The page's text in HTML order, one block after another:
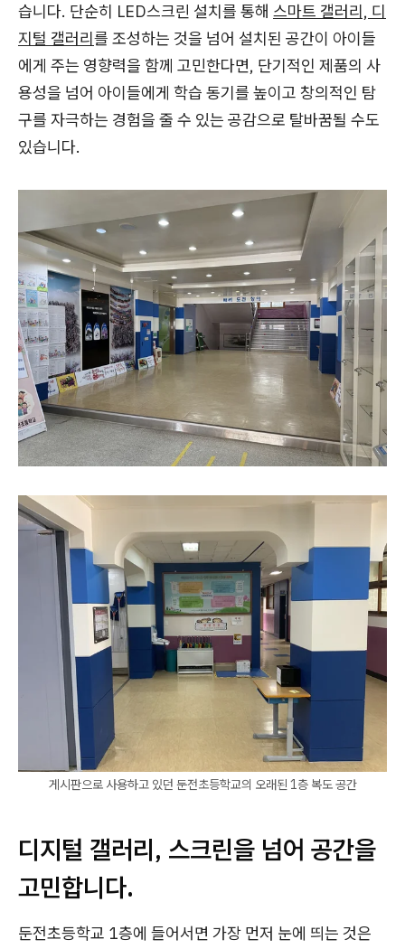
습니다. 단순히 LED스크린 설치를 통해 스마트 갤러리, 디
지털 갤러리를 조성하는 것을 넘어 설치된 공간이 아이들
에게 주는 영향력을 함께 고민한다면, 단기적인 제품의 사
용성을 넘어 아이들에게 학습 동기를 높이고 창의적인 탐
구를 자극하는 경험을 줄 수 있는 공감으로 탈바꿈될 수도
있습니다.
게시판으로 사용하고 있던 둔전초등학교의 오래된 1층 복도 공간
디지털 갤러리, 스크린을 넘어 공간을
고민합니다.
둔전초등학교 1층에 들어서면 가장 먼저 눈에 띄는 것은